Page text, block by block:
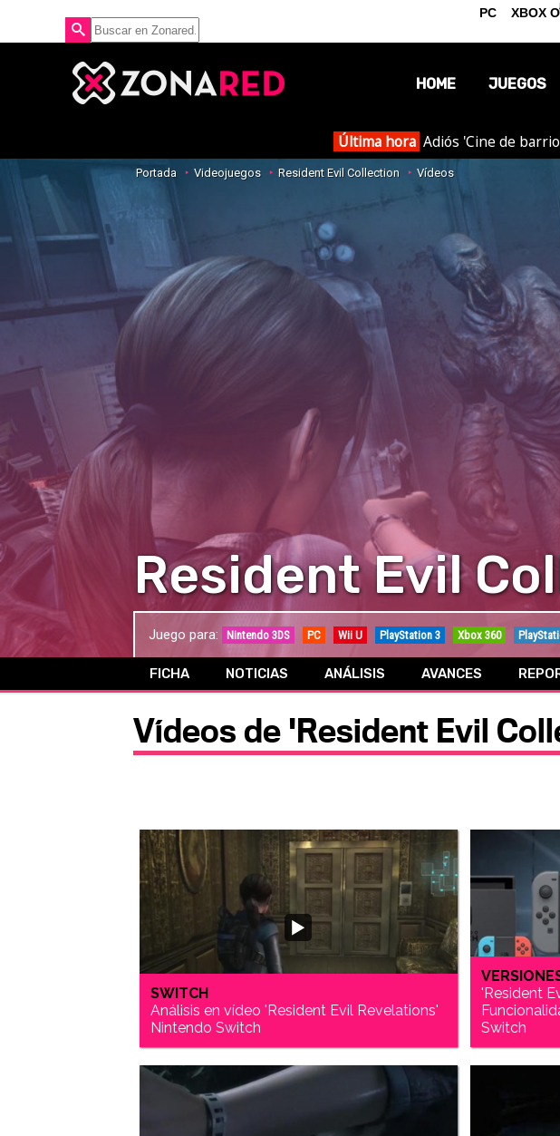
HOME JUEGOS
Última hora Adiós 'Cine de
Portada Videojuegos Resident Evil Collection Vídeos
Resident Evil
Juego para: Nintendo 3DS PC Wii U PlayStation 3 Xbox 360
FICHA NOTICIAS ANÁLISIS AVANCES
Vídeos de 'Resident Evil
SWITCH
Análisis en vídeo 'Resident Evil Revelations'
Nintendo Switch
'Resident
Switch
PC XBOX